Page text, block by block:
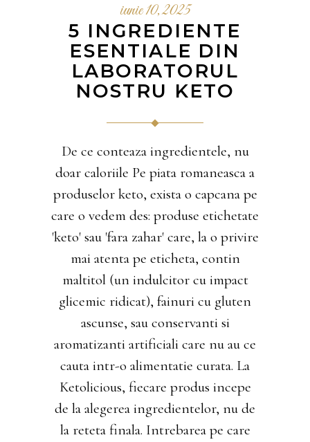
iunie 10, 2025
5 INGREDIENTE
ESENTIALE DIN
LABORATORUL
NOSTRU KETO
De ce conteaza ingredientele, nu
doar caloriile Pe piata romaneasca a
produselor keto, exista o capcana pe
care o vedem des: produse etichetate
'keto' sau 'fara zahar' care, la o privire
mai atenta pe eticheta, contin
maltitol (un indulcitor cu impact
glicemic ridicat), fainuri cu gluten
ascunse, sau conservanti si
aromatizanti artificiali care nu au ce
cauta intr-o alimentatie curata. La
Ketolicious, fiecare produs incepe
de la alegerea ingredientelor, nu de
la reteta finala. Intrebarea pe care